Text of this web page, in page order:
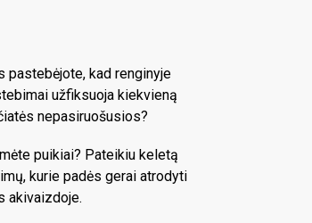
pastebėjote, kad renginyje
užfiksuoja kiekvieną
nepasiruošusios?
puikiai? Pateikiu keletą
kurie padės gerai atrodyti
akivaizdoje.